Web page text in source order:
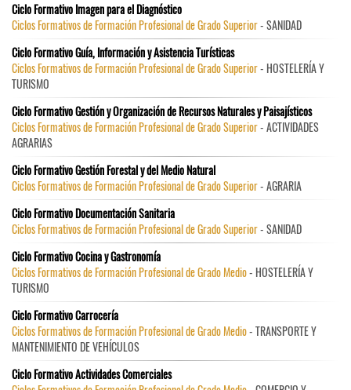
Ciclo Formativo Imagen para el Diagnóstico
Ciclos Formativos de Formación Profesional de Grado Superior- SANIDAD
Ciclo Formativo Guía, Información y Asistencia Turísticas
Ciclos Formativos de Formación Profesional de Grado Superior- HOSTELERÍA Y
TURISMO
Ciclo Formativo Gestión y Organización de Recursos Naturales y Paisajísticos
Ciclos Formativos de Formación Profesional de Grado Superior- ACTIVIDADES
AGRARIAS
Ciclo Formativo Gestión Forestal y del Medio Natural
Ciclos Formativos de Formación Profesional de Grado Superior- AGRARIA
Ciclo Formativo Documentación Sanitaria
Ciclos Formativos de Formación Profesional de Grado Superior- SANIDAD
Ciclo Formativo Cocina y Gastronomía
Ciclos Formativos de Formación Profesional de Grado Medio- HOSTELERÍA Y
TURISMO
Ciclo Formativo Carrocería
Ciclos Formativos de Formación Profesional de Grado Medio- TRANSPORTE Y
MANTENIMIENTO DE VEHÍCULOS
Ciclo Formativo Actividades Comerciales